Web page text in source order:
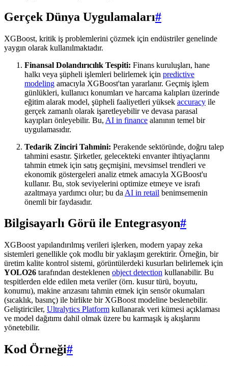
Gerçek Dünya Uygulamaları#
XGBoost, kritik iş problemlerini çözmek için endüstriler genelinde
yaygın olarak kullanılmaktadır.
Finansal Dolandırıcılık Tespiti: Finans kuruluşları, hane
halkı veya şüpheli işlemleri belirlemek için predictive
modeling amacıyla XGBoost'tan yararlanır. Geçmiş işlem
günlükleri, kullanıcı konumları ve harcama kalıpları üzerinde
eğitim alarak model, şüpheli faaliyetleri yüksek accuracy ile
gerçek zamanlı olarak işaretleyebilir ve devasa parasal
kayıpları önleyebilir. Bu, AI in finance alanının temel bir
uygulamasıdır.
Tedarik Zinciri Tahmini: Perakende sektöründe, doğru talep
tahmini esastır. Şirketler, gelecekteki envanter ihtiyaçlarını
tahmin etmek için satış geçmişini, mevsimsel trendleri ve
ekonomik göstergeleri analiz etmek amacıyla XGBoost'u
kullanır. Bu, stok seviyelerini optimize etmeye ve israfı
azaltmaya yardımcı olur; bu da AI in retail benimsemenin
önemli bir faydasıdır.
Bilgisayarlı Görü ile Entegrasyon#
XGBoost yapılandırılmış verileri işlerken, modern yapay zeka
sistemleri genellikle çok modlu bir yaklaşım gerektirir. Örneğin, bir
üretim kalite kontrol sistemi, görüntülerdeki kusurları belirlemek için
YOLO26 tarafından desteklenen object detection kullanabilir. Bu
tespitlerden elde edilen meta veriler (örn. kusur türü, boyutu,
konumu), makine arızasını tahmin etmek için sensör okumaları
(sıcaklık, basınç) ile birlikte bir XGBoost modeline beslenebilir.
Geliştiriciler, Ultralytics Platform kullanarak veri kümesi açıklaması
ve model dağıtımı dahil olmak üzere bu karmaşık iş akışlarını
yönetebilir.
Kod Örneği#